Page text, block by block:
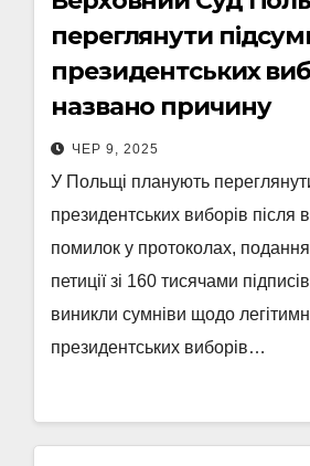
переглянути
президентських
названо причину
ЧЕР 9, 2025
У Польщі планують
президентських виборів після
помилок у протоколах,
петиції зі 160 тисячами
виникли сумніви щодо
президентських виборів…